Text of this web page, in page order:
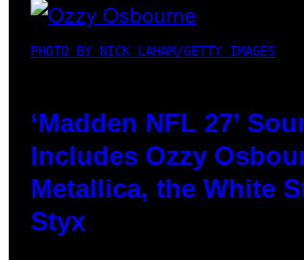
PHOTO BY NICK LAHAM/GETTY IMAGES
‘Madden NFL 27’
Includes Ozzy
Metallica, the White
Styx